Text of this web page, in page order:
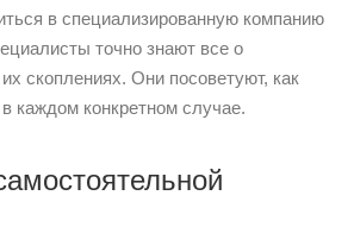
в специализированную компанию
точно знают все о
скоплениях. Они посоветуют, как
каждом конкретном случае.